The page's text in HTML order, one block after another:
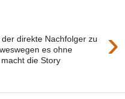
›
direkte Nachfolger zu
es ohne
die Story